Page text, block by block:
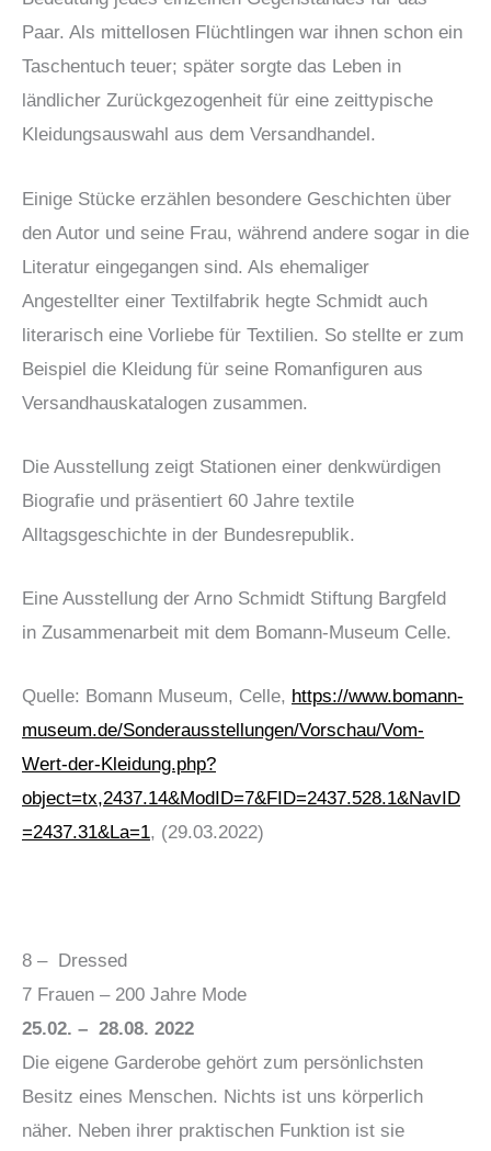
Paar. Als mittellosen Flüchtlingen war ihnen schon ein
Taschentuch teuer; später sorgte das Leben in
ländlicher Zurückgezogenheit für eine zeittypische
Kleidungsauswahl aus dem Versandhandel.
Einige Stücke erzählen besondere Geschichten über
den Autor und seine Frau, während andere sogar in die
Literatur eingegangen sind. Als ehemaliger
Angestellter einer Textilfabrik hegte Schmidt auch
literarisch eine Vorliebe für Textilien. So stellte er zum
Beispiel die Kleidung für seine Romanfiguren aus
Versandhauskatalogen zusammen.
Die Ausstellung zeigt Stationen einer denkwürdigen
Biografie und präsentiert 60 Jahre textile
Alltagsgeschichte in der Bundesrepublik.
Eine Ausstellung der Arno Schmidt Stiftung Bargfeld
in Zusammenarbeit mit dem Bomann-Museum Celle.
Quelle: Bomann Museum, Celle, https://www.bomann-
museum.de/Sonderausstellungen/Vorschau/Vom-
Wert-der-Kleidung.php?
object=tx,2437.14&ModID=7&FID=2437.528.1&NavID
=2437.31&La=1, (29.03.2022)
8 – Dressed
7 Frauen – 200 Jahre Mode
25.02. – 28.08. 2022
Die eigene Garderobe gehört zum persönlichsten
Besitz eines Menschen. Nichts ist uns körperlich
näher. Neben ihrer praktischen Funktion ist sie